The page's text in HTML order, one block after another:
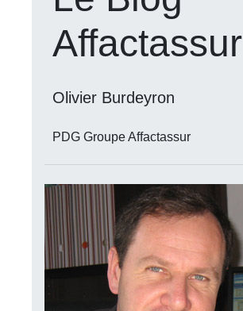
Affactassur
Olivier Burdeyron
PDG Groupe Affactassur